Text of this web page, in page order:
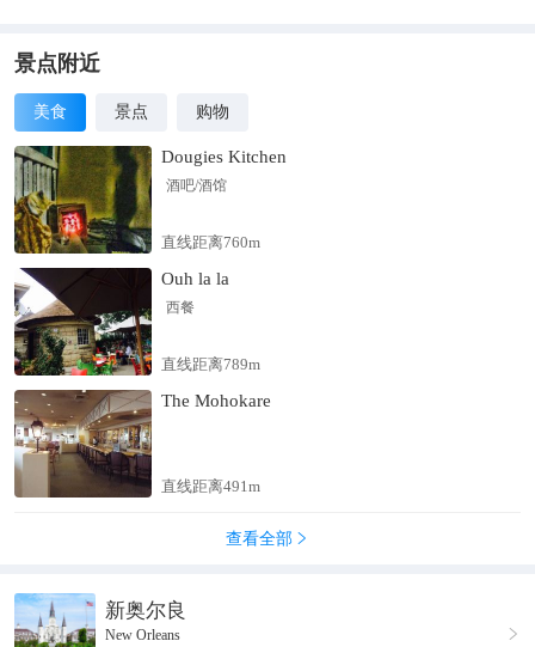
景点附近
美食 景点 购物
Dougies Kitchen
酒吧/酒馆
直线距离760m
Ouh la la
西餐
直线距离789m
The Mohokare
直线距离491m
查看全部 
新奥尔良
New Orleans 